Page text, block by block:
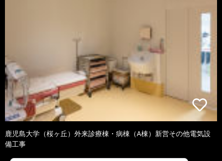
鹿児島大学（桜ヶ丘）外来診療棟・病棟（A棟）新営その他電気設
備工事